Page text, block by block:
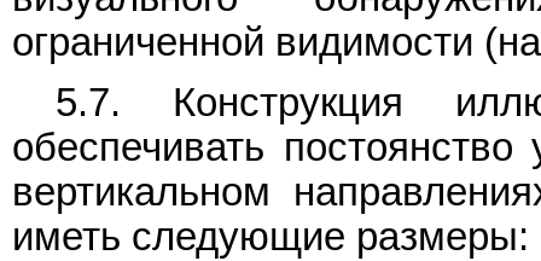
ограниченной видимости
5.7. Конструкция
обеспечивать
вертикальном
иметь следующие размеры: